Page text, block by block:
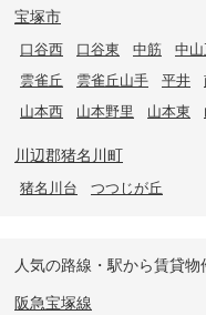
宝塚市
口谷西 口谷東 中筋 中
雲雀丘
雲雀丘山手 平井
山本西
山本野里 山本東
川辺郡猪名川町
猪名川台 つつじが丘
人気の路線・駅から賃貸物
阪急宝塚線